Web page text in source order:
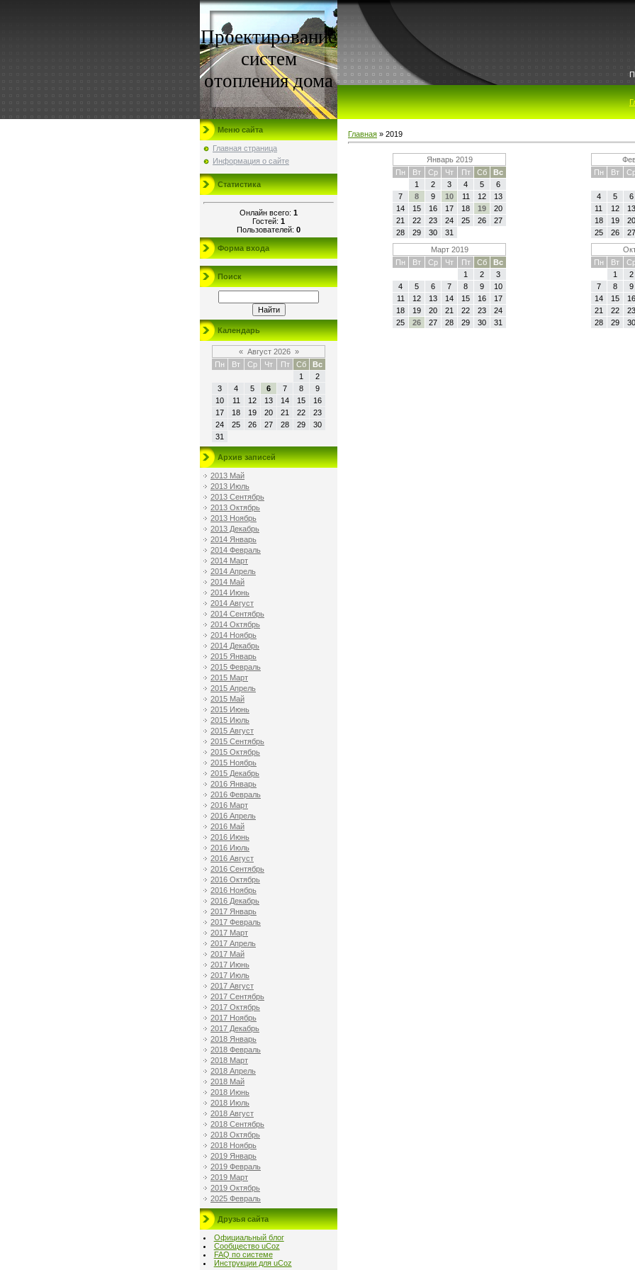
Проектирование
систем
отопления дома
Меню сайта
Главная страница
Информация о сайте
Статистика
Онлайн всего: 1
Гостей: 1
Пользователей: 0
Форма входа
Поиск
Календарь
« Август 2026 »
Пн
Вт Ср Чт Пт Сб
Вс
1
2
3
4 5 6 7 8
9
10
11 12 13 14 15
16
17
18 19 20 21 22
23
24
25 26 27 28 29
30
31
Архив записей
2013 Май
2013 Июль
2013 Сентябрь
2013 Октябрь
2013 Ноябрь
2013 Декабрь
2014 Январь
2014 Февраль
2014 Март
2014 Апрель
2014 Май
2014 Июнь
2014 Август
2014 Сентябрь
2014 Октябрь
2014 Ноябрь
2014 Декабрь
2015 Январь
2015 Февраль
2015 Март
2015 Апрель
2015 Май
2015 Июнь
2015 Июль
2015 Август
2015 Сентябрь
2015 Октябрь
2015 Ноябрь
2015 Декабрь
2016 Январь
2016 Февраль
2016 Март
2016 Апрель
2016 Май
2016 Июнь
2016 Июль
2016 Август
2016 Сентябрь
2016 Октябрь
2016 Ноябрь
2016 Декабрь
2017 Январь
2017 Февраль
2017 Март
2017 Апрель
2017 Май
2017 Июнь
2017 Июль
2017 Август
2017 Сентябрь
2017 Октябрь
2017 Ноябрь
2017 Декабрь
2018 Январь
2018 Февраль
2018 Март
2018 Апрель
2018 Май
2018 Июнь
2018 Июль
2018 Август
2018 Сентябрь
2018 Октябрь
2018 Ноябрь
2019 Январь
2019 Февраль
2019 Март
2019 Октябрь
2025 Февраль
Друзья сайта
Официальный блог
Сообщество uCoz
FAQ по системе
Инструкции для uCoz
Главная » 2019
Январь 2019
Пн
Вт Ср Чт Пт Сб
Вс
1
2 3 4 5
6
7
8 9 10 11 12
13
14
15 16 17 18 19
20
21
22 23 24 25 26
27
28
29 30 31
Пн
Вт
4 5
6
11
12
13
18
19
20
25
26
27
Март 2019
Пн
Вт Ср Чт Пт Сб
Вс
1
2
3
4
5 6 7 8 9
10
11
12 13 14 15 16
17
18
19 20 21 22 23
24
25
26 27 28 29 30 31
Пн
Вт
1
2
7
8
9
14
15
16
21
22
23
28
29 30